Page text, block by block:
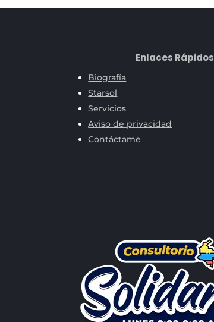
Enlaces Rápidos
Biografía
Starsol
Servicios
Aviso de privacidad
Contáctame